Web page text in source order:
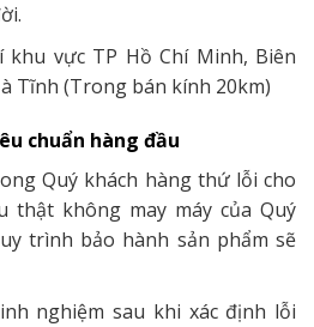
khu vực TP Hồ Chí Minh, Biên
Tĩnh (Trong bán kính 20km)
chuẩn hàng đầu
Quý khách hàng thứ lỗi cho
thật không may máy của Quý
trình bảo hành sản phẩm sẽ
nghiệm sau khi xác định lỗi